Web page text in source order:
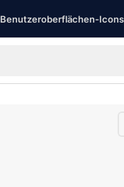
Benutzeroberflächen-Icons